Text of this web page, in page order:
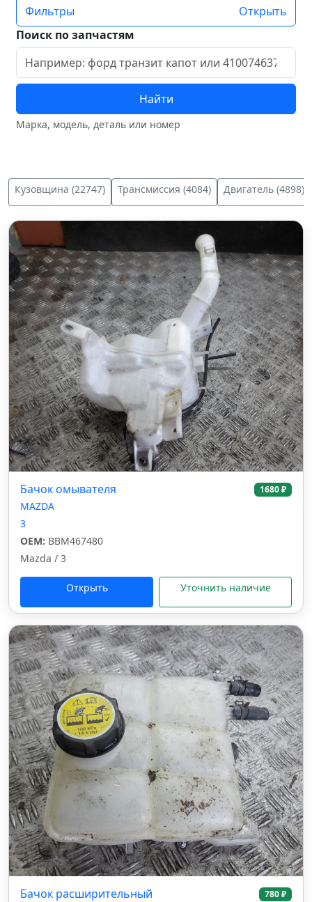
Фильтры
Открыть
Поиск по запчастям
Найти
Марка, модель, деталь или номер
Кузовщина (22747) Трансмиссия (4084) Двигатель (4898)
Бачок омывателя 1680 ₽
MAZDA
3
OEM: BBM467480
Mazda / 3
Открыть Уточнить наличие
Бачок расширительный 780 ₽